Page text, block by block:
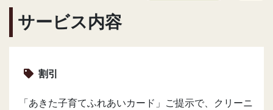
サービス内容
割引
「あきた子育てふれあいカード」ご提示で、クリーニ